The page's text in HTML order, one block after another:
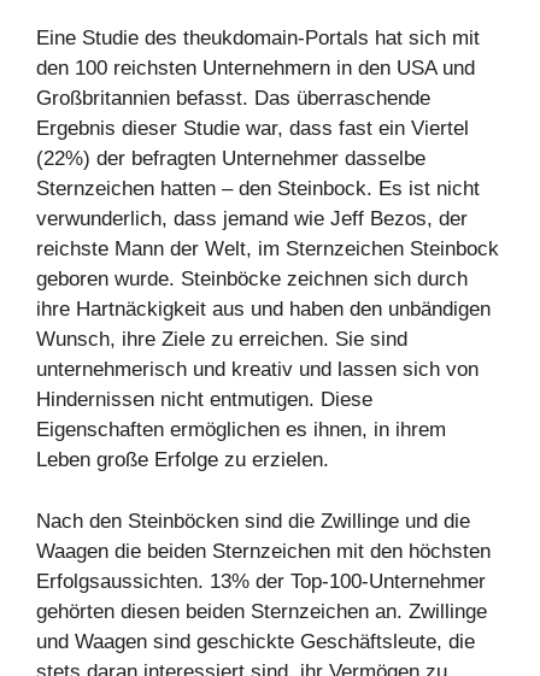
Eine Studie des theukdomain-Portals hat sich mit
den 100 reichsten Unternehmern in den USA und
Großbritannien befasst. Das überraschende
Ergebnis dieser Studie war, dass fast ein Viertel
(22%) der befragten Unternehmer dasselbe
Sternzeichen hatten – den Steinbock. Es ist nicht
verwunderlich, dass jemand wie Jeff Bezos, der
reichste Mann der Welt, im Sternzeichen Steinbock
geboren wurde. Steinböcke zeichnen sich durch
ihre Hartnäckigkeit aus und haben den unbändigen
Wunsch, ihre Ziele zu erreichen. Sie sind
unternehmerisch und kreativ und lassen sich von
Hindernissen nicht entmutigen. Diese
Eigenschaften ermöglichen es ihnen, in ihrem
Leben große Erfolge zu erzielen.
Nach den Steinböcken sind die Zwillinge und die
Waagen die beiden Sternzeichen mit den höchsten
Erfolgsaussichten. 13% der Top-100-Unternehmer
gehörten diesen beiden Sternzeichen an. Zwillinge
und Waagen sind geschickte Geschäftsleute, die